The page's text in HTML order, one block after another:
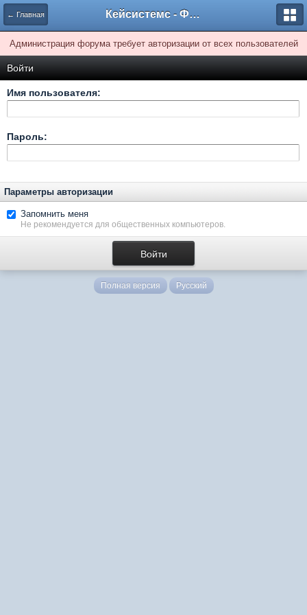
← Главная Кейсистемс - Форумы
Администрация форума требует авторизации от всех пользователей
Войти
Имя пользователя:
Пароль:
Параметры авторизации
Запомнить меня
Не рекомендуется для общественных компьютеров.
Полная версия Русский